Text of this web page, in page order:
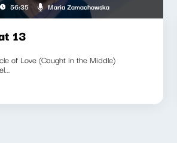
56:35 Maria Zamachowska
13
of Love (Caught in the Middle)